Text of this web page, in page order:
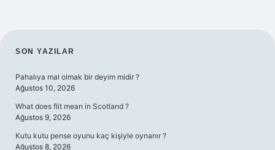
SIDEBAR
SON YAZILAR
Pahalıya mal olmak bir deyim midir ?
Ağustos 10, 2026
What does flit mean in Scotland ?
Ağustos 9, 2026
Kutu kutu pense oyunu kaç kişiyle oynanır ?
Ağustos 8, 2026